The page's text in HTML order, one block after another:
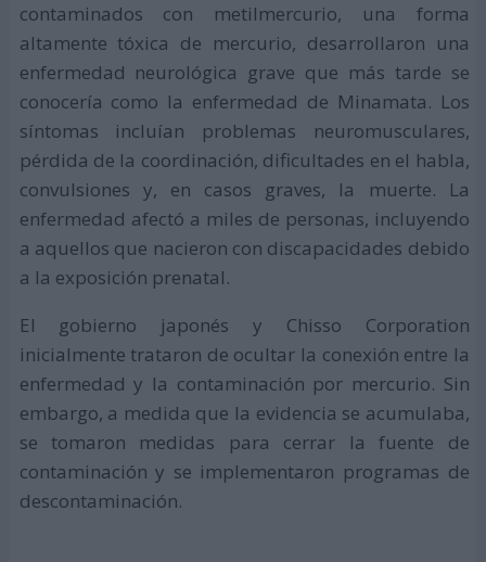
contaminados con metilmercurio, una forma
altamente tóxica de mercurio, desarrollaron una
enfermedad neurológica grave que más tarde se
conocería como la enfermedad de Minamata. Los
síntomas incluían problemas neuromusculares,
pérdida de la coordinación, dificultades en el habla,
convulsiones y, en casos graves, la muerte. La
enfermedad afectó a miles de personas, incluyendo
a aquellos que nacieron con discapacidades debido
a la exposición prenatal.
El gobierno japonés y Chisso Corporation
inicialmente trataron de ocultar la conexión entre la
enfermedad y la contaminación por mercurio. Sin
embargo, a medida que la evidencia se acumulaba,
se tomaron medidas para cerrar la fuente de
contaminación y se implementaron programas de
descontaminación.